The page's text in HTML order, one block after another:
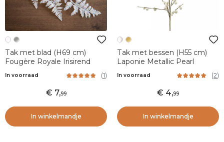
Tak met blad (H69 cm)
Fougère Royale Irisirend
In voorraad (1)
7,99
In winkelmandje
Tak met bessen (H55 cm)
Laponie Metallic Pearl
In voorraad (2)
4,99
In winkelmandje